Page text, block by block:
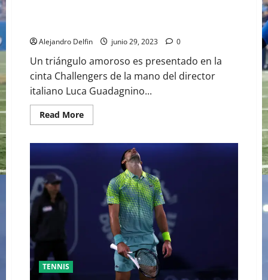
Alejandro Delfin junio 29, 2023 0
Un triángulo amoroso es presentado en la
cinta Challengers de la mano del director
italiano Luca Guadagnino...
Read MoreRead
more
ESTERALIZA
CHALLENGERS
CONTROVERSIAL
DEPORTIVO
TENNIS